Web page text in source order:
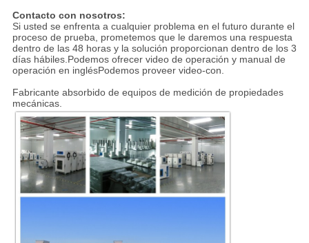
Contacto con nosotros:
Si usted se enfrenta a cualquier problema en el futuro durante el
proceso de prueba, prometemos que le daremos una respuesta
dentro de las 48 horas y la solución proporcionan dentro de los 3
días hábiles.Podemos ofrecer video de operación y manual de
operación en inglésPodemos proveer video-con.
Fabricante absorbido de equipos de medición de propiedades
mecánicas.